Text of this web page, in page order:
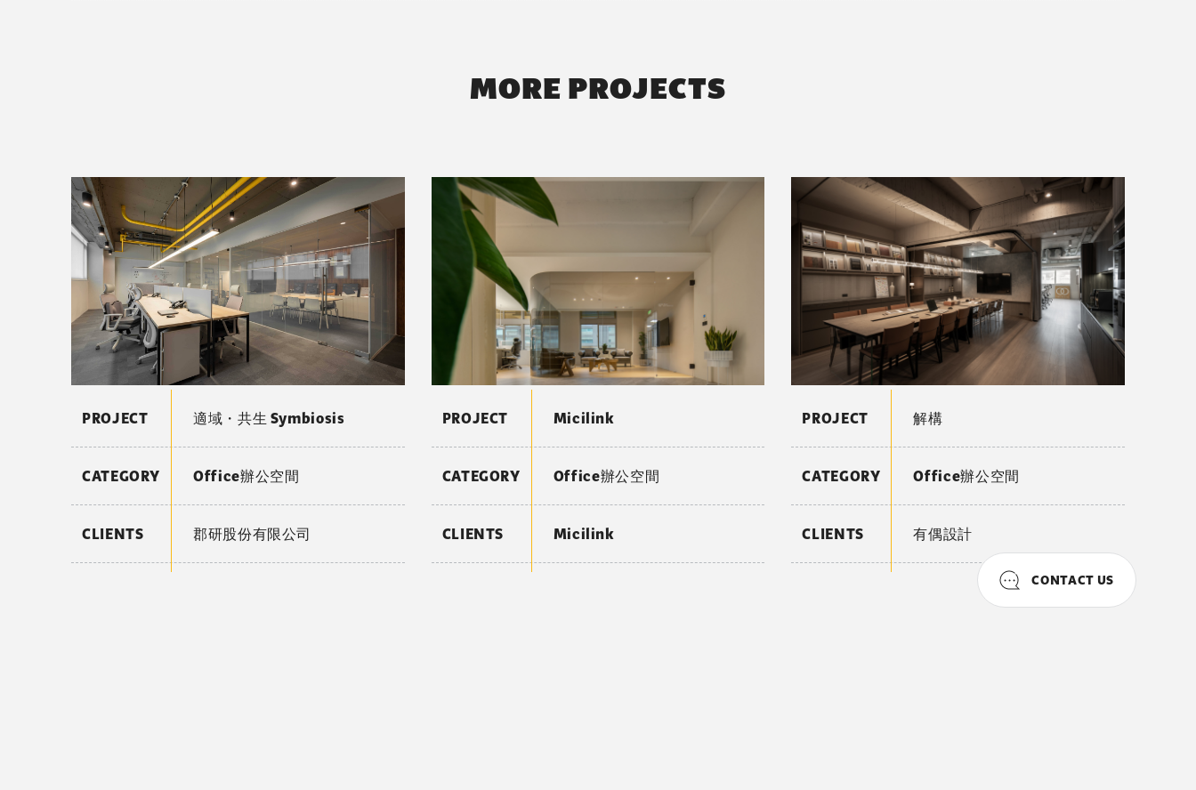
CONTACT US
MORE PROJECTS
PROJECT 適域・共生 Symbiosis
CATEGORY Office辦公空間
CLIENTS 郡研股份有限公司
PROJECT Micilink
CATEGORY Office辦公空間
CLIENTS Micilink
PROJECT 解構
CATEGORY Office辦公空間
CLIENTS 有偶設計